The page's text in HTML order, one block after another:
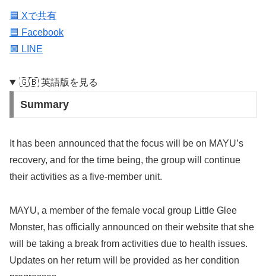
🟦 Xで共有
🟦 Facebook
🟩 LINE
🇬🇧 英語版を見る
Summary
It has been announced that the focus will be on MAYU’s
recovery, and for the time being, the group will continue
their activities as a five-member unit.
MAYU, a member of the female vocal group Little Glee
Monster, has officially announced on their website that she
will be taking a break from activities due to health issues.
Updates on her return will be provided as her condition